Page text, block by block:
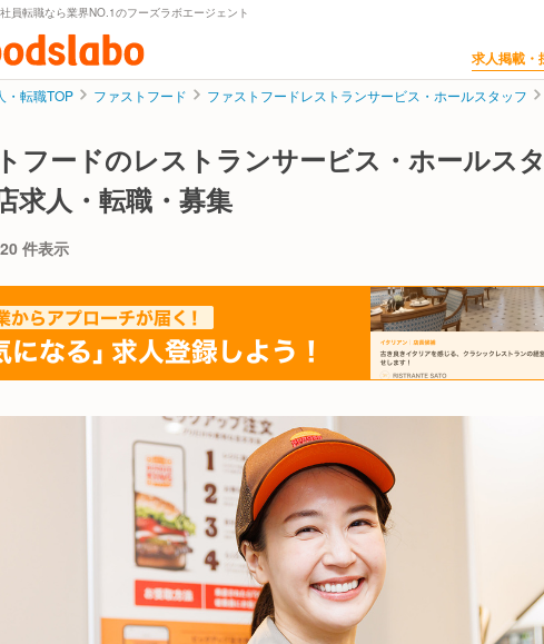
員転職なら業界NO.1のフーズラボエージェント
求人掲載・
・転職TOP ファストフード ファストフードレストランサービス・ホールスタッフ
フードのレストランサービス・ホールス
求人・転職・募集
件表示